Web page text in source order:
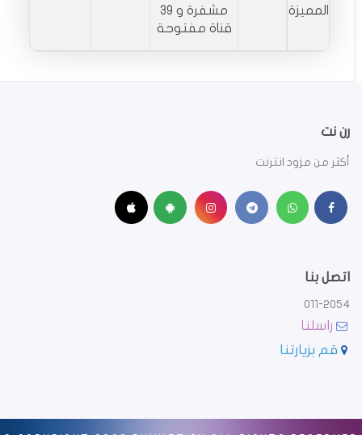
المميزة
مشفرة و 39
قناة مفتوحة
رن نت
أكثر من مزود انترنت
اتصل بنا
011-2054
راسلنا
قم بزيارتنا